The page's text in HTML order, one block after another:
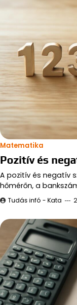
Matematika
Pozitív és
A pozitív és negatív
hőmérőn, a
Tudás infó - Kata